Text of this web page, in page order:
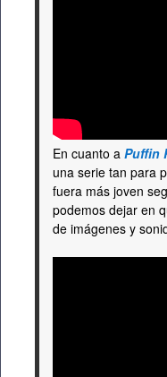
En cuanto a Puffin
una serie tan para
fuera más joven
podemos dejar en
de imágenes y